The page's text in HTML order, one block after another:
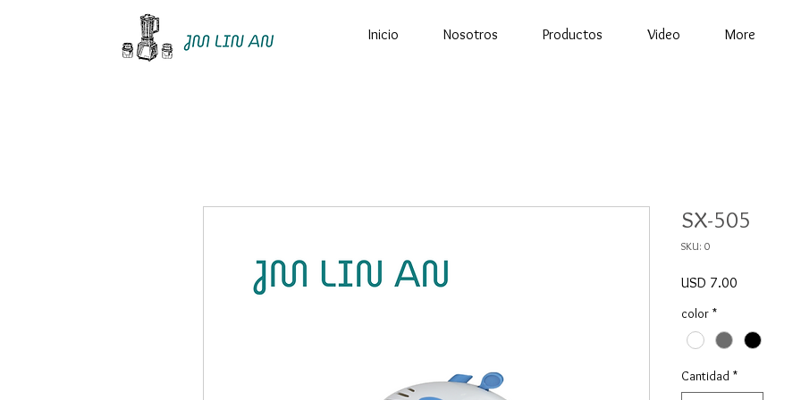
Inicio Nosotros Productos Video More
SX-505
SKU: 0
USD 7.00
color *
Cantidad *